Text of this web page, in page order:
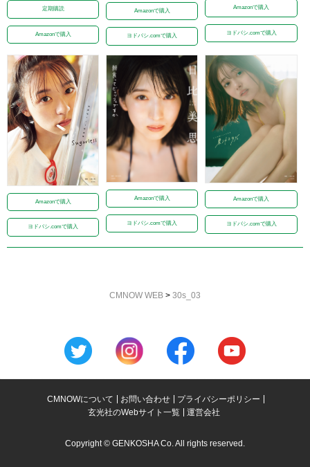
定期購読
Amazonで購入
Amazonで購入
ヨドバシ.comで購入
Amazonで購入
ヨドバシ.comで購入
Amazonで購入
ヨドバシ.comで購入
Amazonで購入
ヨドバシ.comで購入
Amazonで購入
ヨドバシ.comで購入
CMNOW WEB > 30s_03
CMNOWについて お問い合わせ
プライバシーポリシー
玄光社のWebサイト一覧
運営会社
Copyright © GENKOSHA Co. All rights reserved.